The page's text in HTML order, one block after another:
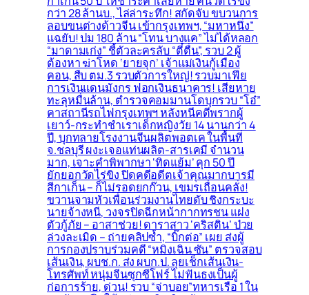
กว่า 28 ล้านบ., ไล่ล่าระทึก! สกัดจับ ขบวนการ
ลอบขนต่างด้าวจีน เข้ากรุงเทพฯ, “มหาหนึ่ง”
แฉยับ! ปม 180 ล้าน “โทน บางแค” ไม่ได้หลอก
“มาดามเก่ง” ชี้ตัวละครลับ “ตี๋ตื่น”, รวบ 2 ผู้
ต้องหา ฆ่าโหด ‘ยายจุก’ เจ้าแม่เงินกู้เมือง
คอน, สืบ ตม.3 รวบตัวการใหญ่! รวบมาเฟีย
การเงินแดนมังกร ฟอกเงินธนาคาร! เสียหาย
ทะลุหมื่นล้าน, ตำรวจคอมมานโดบุกรวบ “โอ๋”
คาสถานีรถไฟกรุงเทพฯ หลังหนีคดีพรากผู้
เยาว์-กระทำชำเราเด็กหญิงวัย 14 นานกว่า 4
ปี, บุกทลายโรงงานจีนผลิตพอตเค ในพื้นที่
จ.ชลบุรี ผงะเจอแท่นผลิต-สารเคมี จำนวน
มาก, เจาะคำพิพากษา ‘ทิดแย้ม’ คุก 50 ปี
ยักยอกวัดไร่ขิง ปิดคดีอดีตเจ้าคุณมากบารมี
สีกาเก็น – ก็ไม่รอดยกก๊วน, เขมรเถื่อนคลั่ง!
ขวานจามหัวเพื่อนร่วมงานไทยดับ ชิงกระบะ
นายจ้างหนี, วงจรปิดฉีกหน้ากากทรชน แฝง
ตัวกู้ภัย – อาสาช่วย! ดาราสาว ‘คริสติน’ ป่วย
ล่วงละเมิด – ถ่ายคลิปซ้ำ, “บิ๊กต่อ” เผย ส่งผู้
การกองปราบร่วมคดี “หมิงเฉิน ซัน” ตรวจสอบ
เส้นเงิน, ผบช.ก. ส่ง ผบก.ป. ลุยเช็กเส้นเงิน-
โทรศัพท์ หนุ่มจีนซุกซีโฟร์ ไม่ฟันธงเป็นผู้
ก่อการร้าย, ด่วน! รวบ “จ่าบอย”ทหารเรือ 1 ใน